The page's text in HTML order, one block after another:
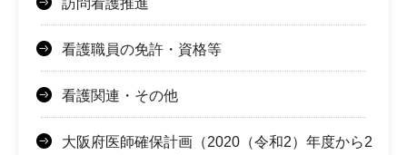
訪問看護推進
看護職員の免許・資格等
看護関連・その他
大阪府医師確保計画（2020（令和2）年度から2